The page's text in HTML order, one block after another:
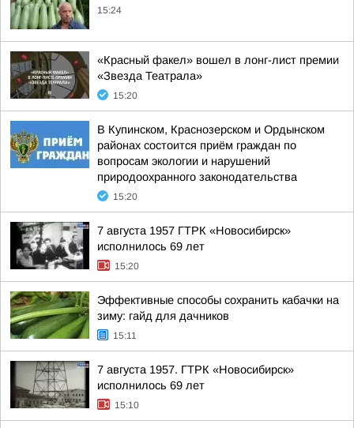
15:24
«Красный факел» вошел в лонг-лист премии
«Звезда Театрала»
15:20
В Купинском, Краснозерском и Ордынском
районах состоится приём граждан по
вопросам экологии и нарушений
природоохранного законодательства
15:20
7 августа 1957 ГТРК «Новосибирск»
исполнилось 69 лет
15:20
Эффективные способы сохранить кабачки на
зиму: гайд для дачников
15:11
7 августа 1957. ГТРК «Новосибирск»
исполнилось 69 лет
15:10